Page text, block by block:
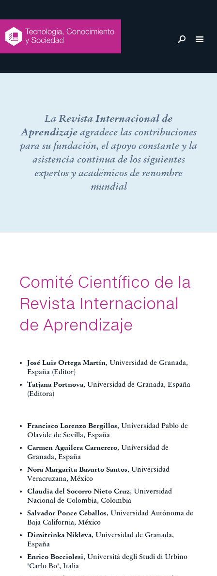
Comité
Científico
La Revista Internacional de
Aprendizajeagradece las contribuciones
para su fundación, el apoyo constante y la
asistencia continua de los siguientes
expertos y académicos de renombre
mundial
Comité Científico de la
Revista Internacional
de Aprendizaje
José Luis Ortega Martín, Universidad de Granada,
España (Editor)
Tatjana Portnova, Universidad de Granada, España
(Editora)
Francisco Lorenzo Bergillos, Universidad Pablo de
Olavide de Sevilla, España
Carmen Aguilera Carnerero, Universidad de
Granada, España
Nora Margarita Basurto Santos, Universidad
Veracruzana, México
Claudia del Socorro Nieto Cruz, Universidad
Nacional de Colombia, Colombia
Salvador Ponce Ceballos, Universidad Autónoma de
Baja California, México
Dimitrinka Nikleva, Universidad de Granada,
España
Enrico Bocciolesi, Università degli Studi di Urbino
'Carlo Bo', Italia